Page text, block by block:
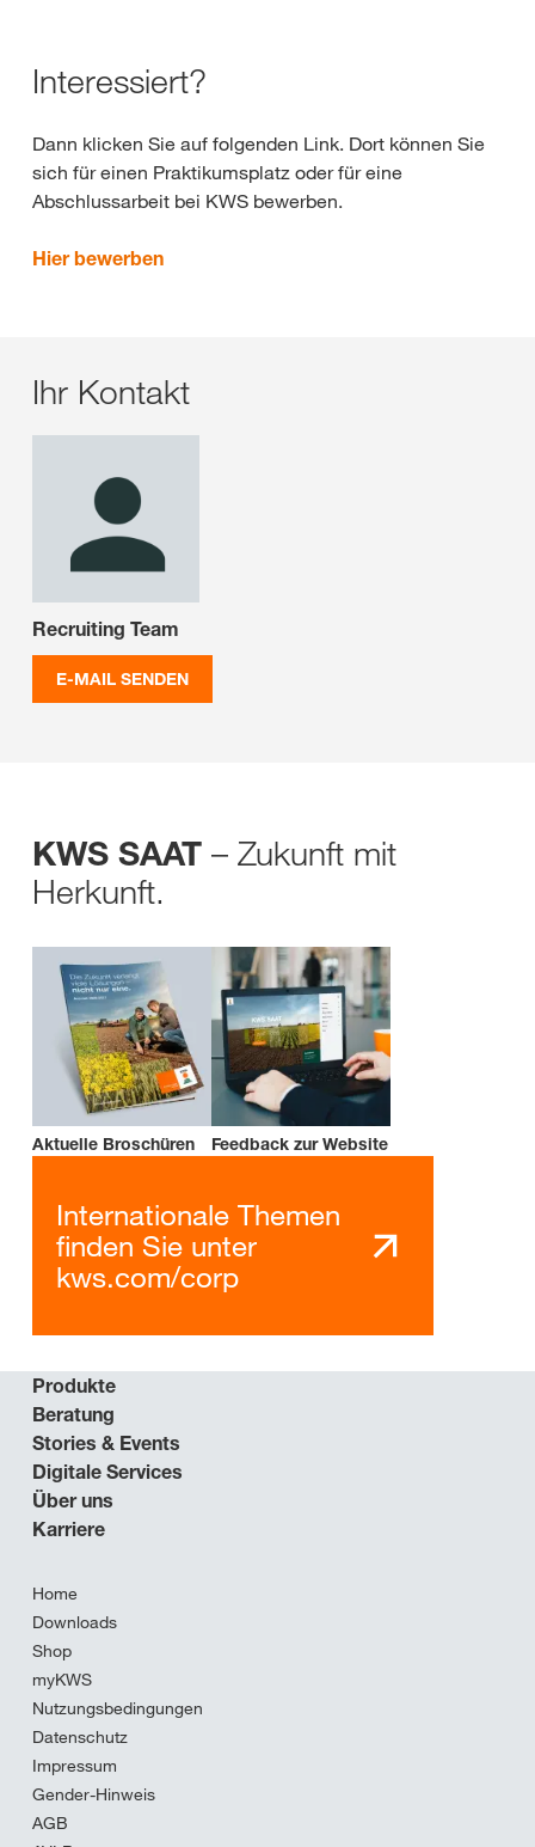
Interessiert?
Dann klicken Sie auf folgenden Link. Dort können Sie
sich für einen Praktikumsplatz oder für eine
Abschlussarbeit bei KWS bewerben.
Hier bewerben
Ihr Kontakt
Recruiting Team
E-MAIL SENDEN
KWS SAAT – Zukunft mit
Herkunft.
Aktuelle Broschüren Feedback zur Website
Internationale Themen
finden Sie unter
kws.com/corp
Produkte
Beratung
Stories & Events
Digitale Services
Über uns
Karriere
Home
Downloads
Shop
myKWS
Nutzungsbedingungen
Datenschutz
Impressum
Gender-Hinweis
AGB